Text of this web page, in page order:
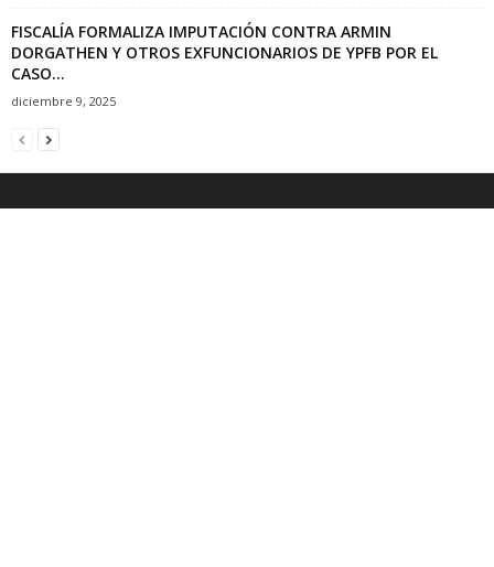
FISCALÍA FORMALIZA IMPUTACIÓN CONTRA ARMIN
DORGATHEN Y OTROS EXFUNCIONARIOS DE YPFB POR EL
CASO...
diciembre 9, 2025